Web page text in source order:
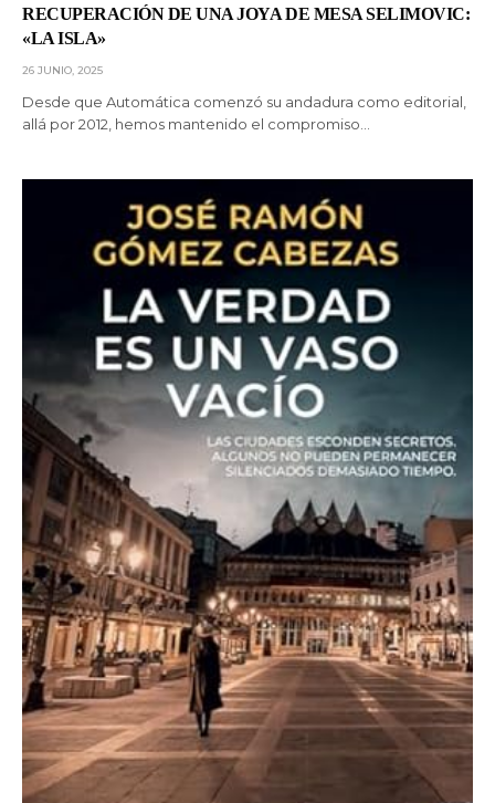
RECUPERACIÓN DE UNA JOYA DE MESA SELIMOVIC:
«LA ISLA»
26 JUNIO, 2025
Desde que Automática comenzó su andadura como editorial,
allá por 2012, hemos mantenido el compromiso…